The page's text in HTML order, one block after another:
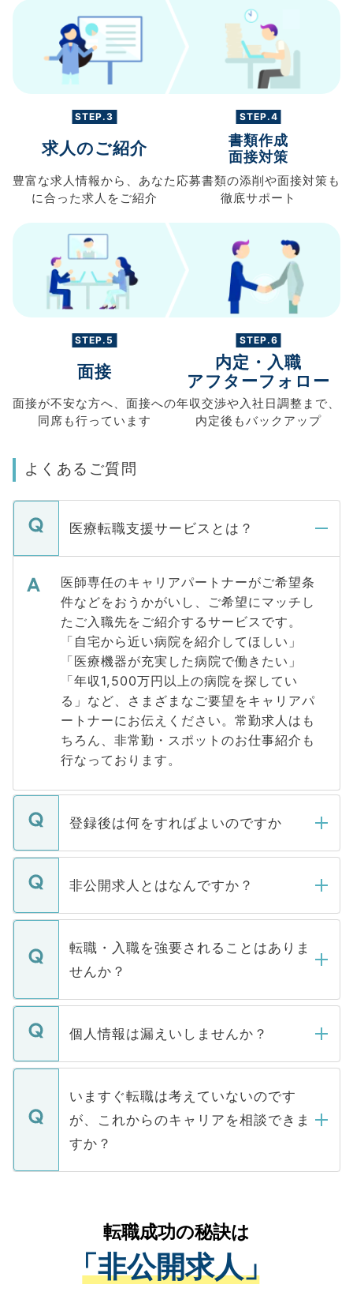
STEP.3
求人のご紹介
豊富な求人情報から、 あなた
に合った求人を ご紹介
STEP.4
書類作成
面接対策
応募書類の添削や面接対策も
徹底サポート
STEP.5
面接
面接が不安な方へ、 面接への
同席も行っています
STEP.6
内定・入職
アフターフォロー
年収交渉や入社日調整まで、
内定後もバックアップ
よくあるご質問
医療転職支援サービスとは？
医師専任のキャリアパートナーがご希望条
件などをおうかがいし、ご希望にマッチし
たご入職先をご紹介するサービスです。
「自宅から近い病院を紹介してほしい」
「医療機器が充実した病院で働きたい」
「年収1,500万円以上の病院を探してい
る」など、さまざまなご要望をキャリアパ
ートナーにお伝えください。常勤求人はも
ちろん、非常勤・スポットのお仕事紹介も
行なっております。
登録後は何をすればよいのですか
ご登録いただきましたら、弊社担当者がご
登録内容を確認し、その後メールもしくは
ます。通常、5営業日以内にはご連絡をせて
いただきますので、しばらくお待ちくださ
非公開求人とはなんですか？
マイナビDOCTORで取り扱っている求人の
うち約3割は、Webサイトからご覧いただ
けない「非公開求人」です。非公開求人は
下記の理由によって、一般には公開してい
ません。
■応募殺到を避けるため 人気のある医療機
関を公にしてしまうと、応募が殺到する場
に、医療機関が求める条件に合った人材の
みを人材紹介会社に依頼するケースが増え
ています。
転職・入職を強要されることはありま
せんか？
転職・入職を強要することは一切ありませ
ん。また、仮に応募先から内定をいただい
定を承諾する必要はありません。内定先へ
の辞退の連絡はキャリアパートナーが行い
個人情報は漏えいしませんか？
個人情報が漏えいすることはありませんの
で、ご安心ください。当サイトからの登録
などで収集したご登録者様の個人情報は、
ご本人のキャリアアップおよび転職活動の
支援を目的に使用いたします。お預かりし
ているすべての個人データはご本人の許可
は、個人情報の取り扱いについての厳密な
管理基準を満たした事業者のみに付与され
る、プライバシーマークを取得済みです。
いますぐ転職は考えていないのです
が、これからのキャリアを相談できま
すか？
かがいして、現在の医療機関の状況や紹介
経験をまじえながら、適切なアドバイスを
させていただきます。すぐにご転職をされ
ない方には、長期的なサポートが可能です
転職成功の秘訣は
「非公開求人」